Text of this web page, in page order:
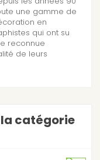
une gamme de
en
qui ont su
reconnue
de leurs
la catégorie